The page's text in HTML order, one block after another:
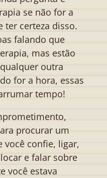
se não for a
ter certeza disso.
falando que
mas estão
outra
for a hora, essas
tempo!
procurar um
você confie, ligar,
e falar sobre
você estava